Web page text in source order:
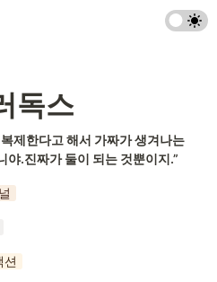
독스
제한다고 해서 가짜가 생겨나는
야.진짜가 둘이 되는 것뿐이지.”
션